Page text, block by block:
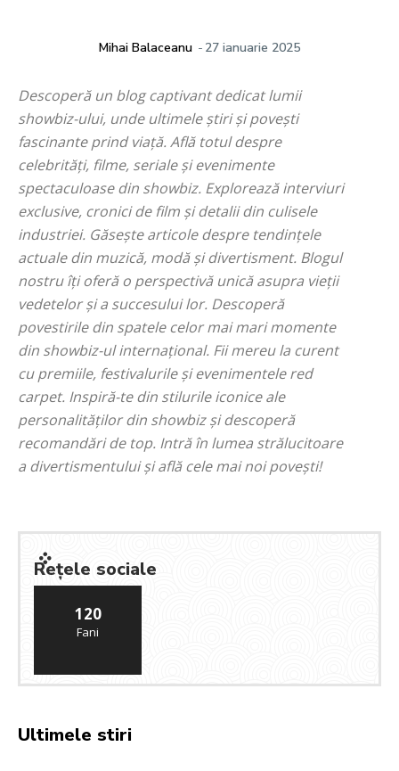
Mihai Balaceanu - 27 ianuarie 2025
Descoperă un blog captivant dedicat lumii
showbiz-ului, unde ultimele știri și povești
fascinante prind viață. Află totul despre
celebrități, filme, seriale și evenimente
spectaculoase din showbiz. Explorează interviuri
exclusive, cronici de film și detalii din culisele
industriei. Găsește articole despre tendințele
actuale din muzică, modă și divertisment. Blogul
nostru îți oferă o perspectivă unică asupra vieții
vedetelor și a succesului lor. Descoperă
povestirile din spatele celor mai mari momente
din showbiz-ul internațional. Fii mereu la curent
cu premiile, festivalurile și evenimentele red
carpet. Inspiră-te din stilurile iconice ale
personalităților din showbiz și descoperă
recomandări de top. Intră în lumea strălucitoare
a divertismentului și află cele mai noi povești!
Rețele sociale
120
Fani
Ultimele stiri